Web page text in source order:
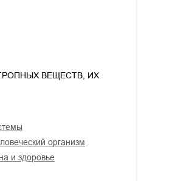
ВЕЩЕСТВ, ИХ
организм
и здоровье